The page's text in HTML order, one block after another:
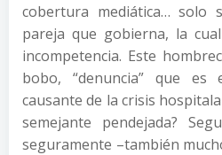
cobertura mediática… solo
pareja que gobierna, la
incompetencia. Este
bobo, “denuncia” que es
causante de la crisis
semejante pendejada?
seguramente –también